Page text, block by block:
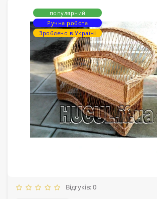
популярний
Ручна робота
Зроблено в Україні
Відгуків: 0